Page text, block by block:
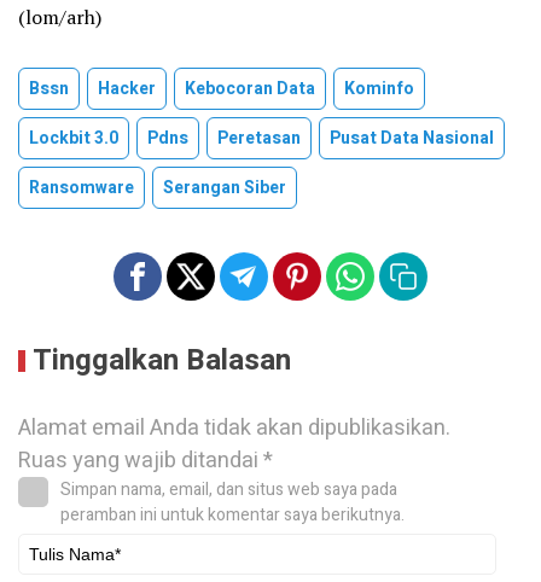
(lom/arh)
Bssn Hacker Kebocoran Data
Kominfo
Lockbit 3.0
Pdns Peretasan
Pusat Data Nasional
Ransomware
Serangan Siber
Tinggalkan Balasan
Alamat email Anda tidak akan dipublikasikan.
Ruas yang wajib ditandai*
Simpan nama, email, dan situs web saya pada
peramban ini untuk komentar saya berikutnya.